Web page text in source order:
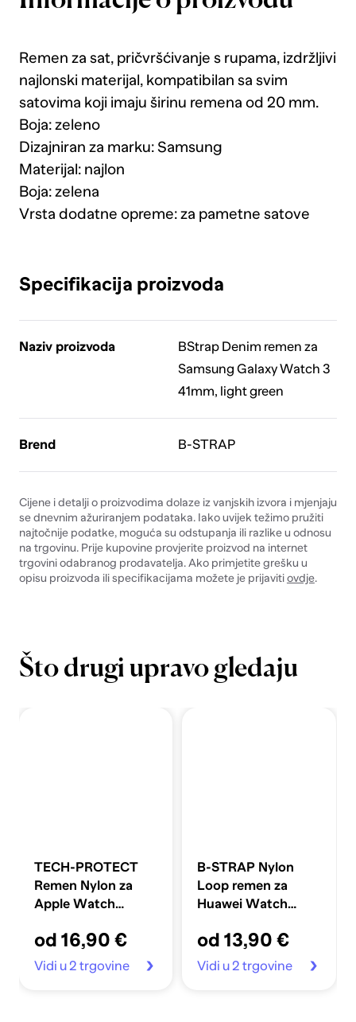
Remen za sat, pričvršćivanje s rupama, izdržljivi
najlonski materijal, kompatibilan sa svim
satovima koji imaju širinu remena od 20 mm.
Boja: zeleno
Dizajniran za marku: Samsung
Materijal: najlon
Boja: zelena
Vrsta dodatne opreme: za pametne satove
Specifikacija proizvoda
Naziv proizvoda
BStrap Denim remen za
Samsung Galaxy Watch 3
41mm, light green
Brend B-STRAP
Cijene i detalji o proizvodima dolaze iz vanjskih izvora i mjenjaju
se dnevnim ažuriranjem podataka. Iako uvijek težimo pružiti
najtočnije podatke, moguća su odstupanja ili razlike u odnosu
na trgovinu. Prije kupovine provjerite proizvod na internet
trgovini odabranog prodavatelja. Ako primjetite grešku u
opisu proizvoda ili specifikacijama možete je prijavitiovdje.
Što drugi upravo gledaju
TECH-PROTECT
Remen Nylon za
Apple Watch
cream
od 16,90 €
Vidi u 2 trgovine
B-STRAP Nylon
Loop remen za
Huawei Watch
yellow
od 13,90 €
Vidi u 2 trgovine